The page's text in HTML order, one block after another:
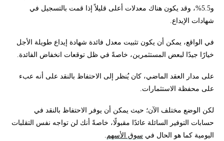
و5.5%، وقد يكون هناك معدلات أعلى قليلاً إذا قمت بالتسجيل في
شهادات الإيداع.
في الواقع، يمكن أن يكون تثبيت معدل فائدة شهادة إيداع طويلة الأجل
خيارًا جيدًا لبعض المستثمرين، خاصةً في ظل توقعات انخفاض الفائدة.
على مدار العقد الماضي، كان يُنظر إلى الاحتفاظ بالنقد على أنه عبء
على محفظة الاستثمارات.
لكن الوضع مختلف الآن؛ حيث يمكن أن يوفر الاحتفاظ بالنقد في
حسابات التوفير السائلة عائدًا مقبولًا، خاصةً أنك لن تواجه نفس التقلبات
اليومية كما هو الحال في سوق الأسهم